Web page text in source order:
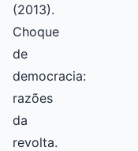
(2013).
Choque
de
democracia:
razões
da
revolta.